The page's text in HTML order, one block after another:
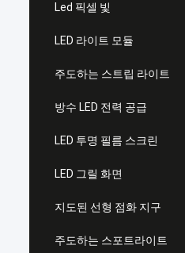
Led 픽셀 빛
LED 라이트 모듈
주도하는 스트립 라이트
방수 LED 전력 공급
LED 투명 필름 스크린
LED 그릴 화면
지도된 선형 점화 지구
주도하는 스포트라이트